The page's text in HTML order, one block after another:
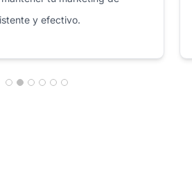
esfuerzo adicional.